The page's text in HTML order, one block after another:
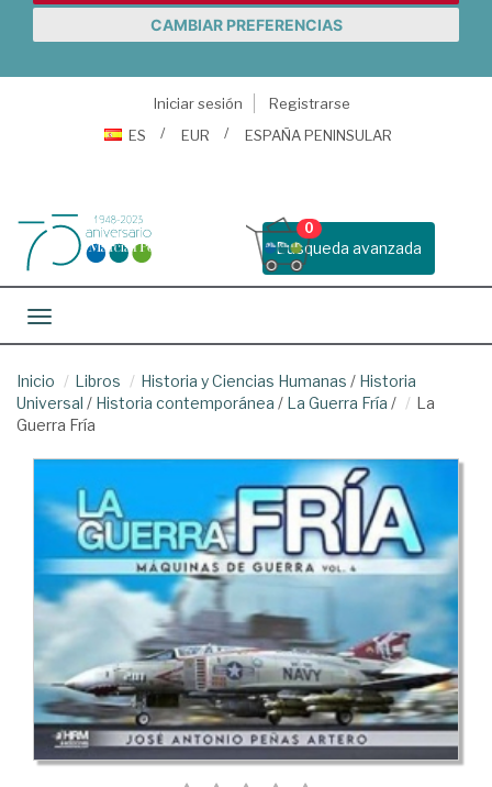
CAMBIAR PREFERENCIAS
Iniciar sesión
Registrarse
ES
EUR ESPAÑA PENINSULAR
Busqueda avanzada
0
Toggle navigation
Inicio Libros Historia y Ciencias Humanas / Historia
Universal / Historia contemporánea / La Guerra Fría /
La
Guerra Fría